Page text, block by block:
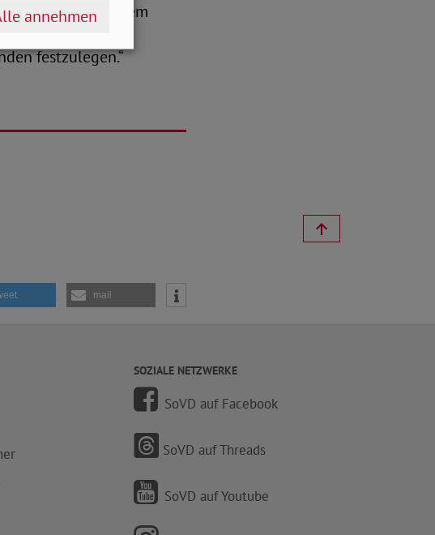
Notlage mit dem
der
festzulegen.“
mail
SOZIALE NETZWERKE
SoVD auf Facebook
SoVD auf Threads
SoVD auf Youtube
annehmen